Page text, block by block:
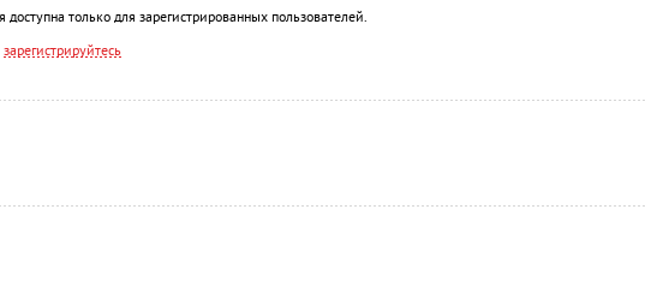
только для зарегистрированных пользователей.
зарегистрируйтесь